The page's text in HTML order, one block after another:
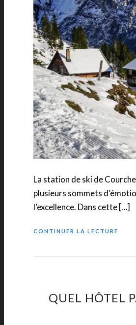
La station de ski de
plusieurs sommets
l’excellence. Dans cette […]
CONTINUER LA LECTURE
QUEL HÔTEL